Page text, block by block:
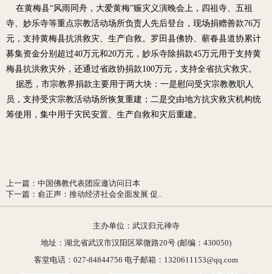
在黄梅县“风雨同舟，大爱黄梅”赈灾义演晚会上，四祖寺、五祖
寺、妙乐寺等重点宗教活动场所负责人先后登台，现场捐赠善款76万
元，支持黄梅县抗洪救灾、生产自救。罗田县佛协、蕲春县道协累计
募集资金分别超过40万元和20万元，妙乐寺除捐款45万元用于支持黄
梅县抗洪救灾外，还通过省政协捐款100万元，支持全省抗灾救灾。
据悉，市宗教界捐款主要用于两大块：一是慰问受灾宗教教职人
员，支持受灾宗教活动场所恢复重建；二是交由地方抗灾救灾机构统
筹使用，集中用于灾民安置、生产自救和灾后重建。
上一篇 ： 中国佛教代表团应邀访问日本
下一篇 ： 俞正声：推动经济社会全面发展 促..
主办单位：武汉归元禅寺
地址：湖北省武汉市汉阳区翠微路20号 (邮编：430050)
客堂电话：027-84844756 电子邮箱：1320611153@qq.com